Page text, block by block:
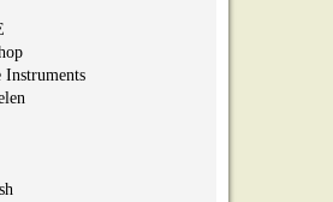
Instruments